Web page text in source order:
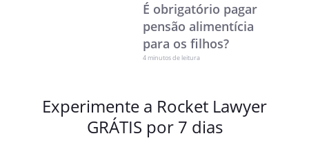
É obrigatório pagar
pensão alimentícia
para os filhos?
4 minutos de leitura
Experimente a Rocket Lawyer
GRÁTIS por 7 dias